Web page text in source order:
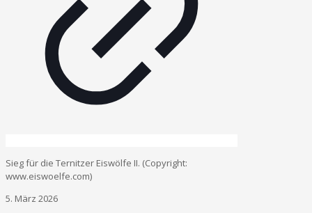
Sieg für die Ternitzer Eiswölfe II. (Copyright:
www.eiswoelfe.com)
5. März 2026